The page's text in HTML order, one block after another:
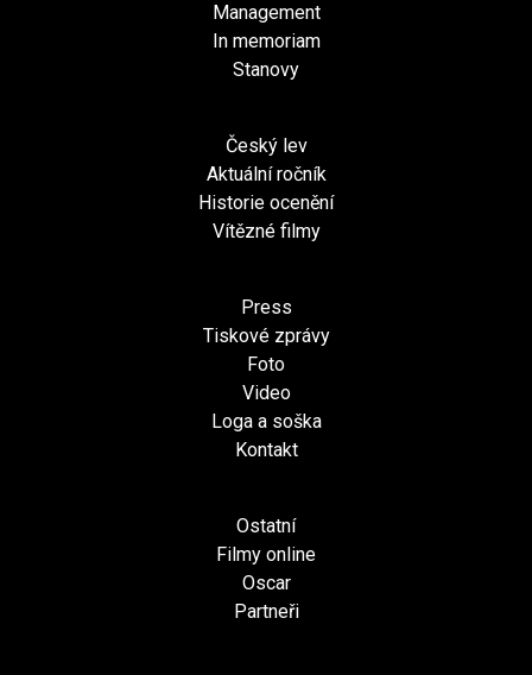
Management
In memoriam
Stanovy
Český lev
Aktuální ročník
Historie ocenění
Vítězné filmy
Press
Tiskové zprávy
Foto
Video
Loga a soška
Kontakt
Ostatní
Filmy online
Oscar
Partneři